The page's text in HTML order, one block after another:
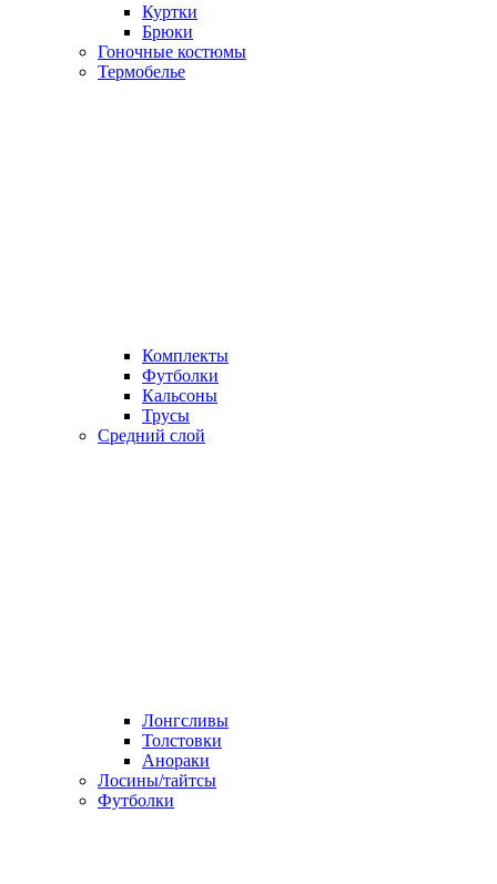
Куртки
Брюки
Гоночные костюмы
Термобелье
Комплекты
Футболки
Кальсоны
Трусы
Средний слой
Лонгсливы
Толстовки
Анораки
Лосины/тайтсы
Футболки